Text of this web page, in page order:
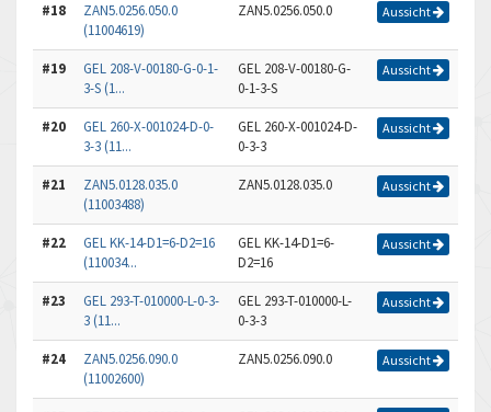
#18
ZAN5.0256.050.0
(11004619)
ZAN5.0256.050.0 Aussicht
#19
GEL 208-V-00180-G-0-1-
3-S (1...
GEL 208-V-00180-G-
0-1-3-S
Aussicht
#20
GEL 260-X-001024-D-0-
3-3 (11...
GEL 260-X-001024-D-
0-3-3
Aussicht
#21
ZAN5.0128.035.0
(11003488)
ZAN5.0128.035.0 Aussicht
#22
GEL KK-14-D1=6-D2=16
(110034...
GEL KK-14-D1=6-
D2=16
Aussicht
#23
GEL 293-T-010000-L-0-3-
3 (11...
GEL 293-T-010000-L-
0-3-3
Aussicht
#24
ZAN5.0256.090.0
(11002600)
ZAN5.0256.090.0 Aussicht